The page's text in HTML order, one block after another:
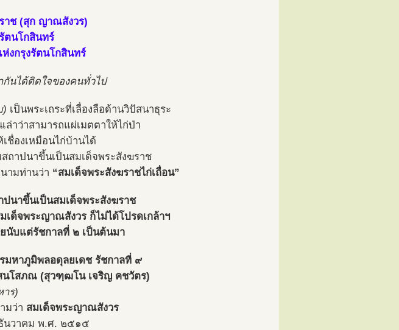
าช (สุก ญาณสังวร)
ตนโกสินทร์
งกรุงรัตนโกสินทร์
นได้ติดใจของคนทั่วไป
) เป็นพระเถระที่เลื่องลือด้านวิปัสนาธุระ
าว่าสามารถแผ่เมตตาให้ไก่ป่า
ชื่องเหมือนไก่บ้านได้
ถาปนาขึ้นเป็นสมเด็จพระสังฆราช
ามท่านว่า “สมเด็จพระสังฆราชไก่เถื่อน”
นาขึ้นเป็นสมเด็จพระสังฆราช
ด็จพระญาณสังวร ก็ไม่ได้โปรดเกล้าฯ
ยนับแต่รัชกาลที่ ๒ เป็นต้นมา
มหาภูมิพลอดุลยเดช รัชกาลที่ ๙
นโสภณ (สุวฑฺฒโน เจริญ คชวัตร)
าร)
มว่า สมเด็จพระญาณสังวร
นวาคม พ.ศ. ๒๕๑๕